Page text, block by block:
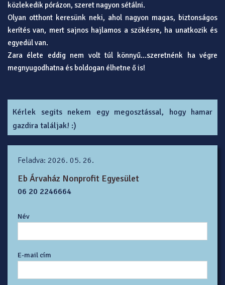
közlekedik pórázon, szeret nagyon sétálni.
Olyan otthont keresünk neki, ahol nagyon magas, biztonságos
kerítés van, mert sajnos hajlamos a szökésre, ha unatkozik és
egyedül van.
Zara élete eddig nem volt túl könnyű...szeretnénk ha végre
megnyugodhatna és boldogan élhetne ő is!
Kérlek segits nekem egy megosztással, hogy hamar
gazdira találjak! :)
Feladva: 2026. 05. 26.
Eb Árvaház Nonprofit Egyesület
06 20 2246664
Név
E-mail cím